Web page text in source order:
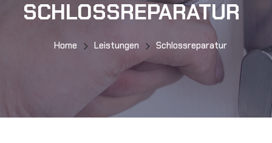
SCHLOSSREPARATUR
Home Leistungen Schlossreparatur